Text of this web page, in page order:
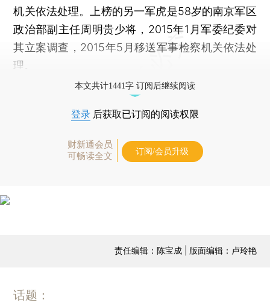
机关依法处理。上榜的另一军虎是58岁的南京军区
政治部副主任周明贵少将，2015年1月军委纪委对
其立案调查，2015年5月移送军事检察机关依法处
理。
本文共计1441字 订阅后继续阅读
登录 后获取已订阅的阅读权限
财新通会员
可畅读全文
订阅/会员升级
责任编辑：陈宝成 | 版面编辑：卢玲艳
话题：